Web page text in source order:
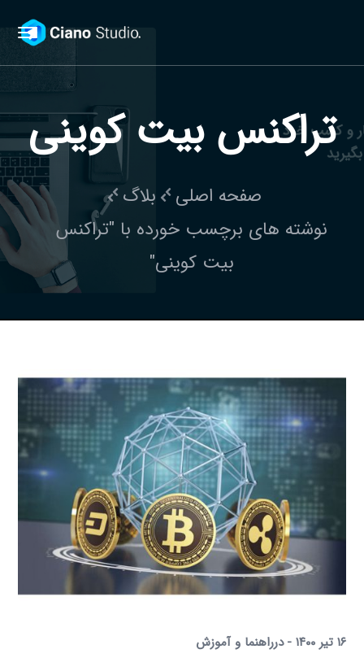
تراکنس بیت کوینی
صفحه اصلی
بلاگ
نوشته های برچسب خورده با "تراکنس
بیت کوینی"
۱۶ تیر ۱۴۰۰ درراهنما و آموزش